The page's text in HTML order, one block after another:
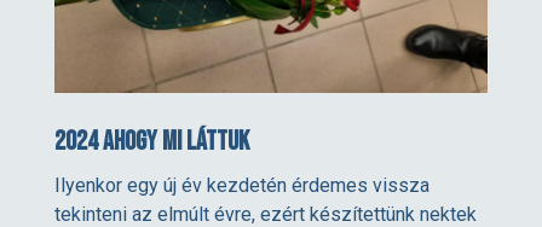
2024 ahogy mi láttuk
Ilyenkor egy új év kezdetén érdemes vissza
tekinteni az elmúlt évre, ezért készítettünk nektek